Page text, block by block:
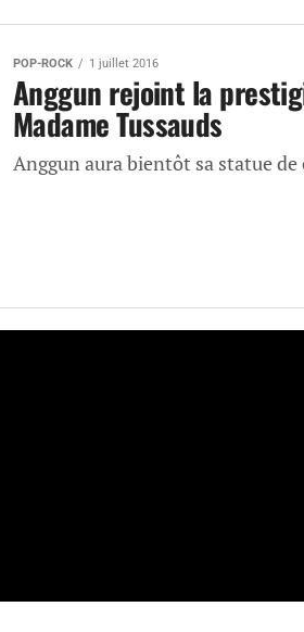
POP-ROCK 1 juillet 2016
Anggun rejoint la
Madame Tussauds
Anggun aura bientôt sa statue de